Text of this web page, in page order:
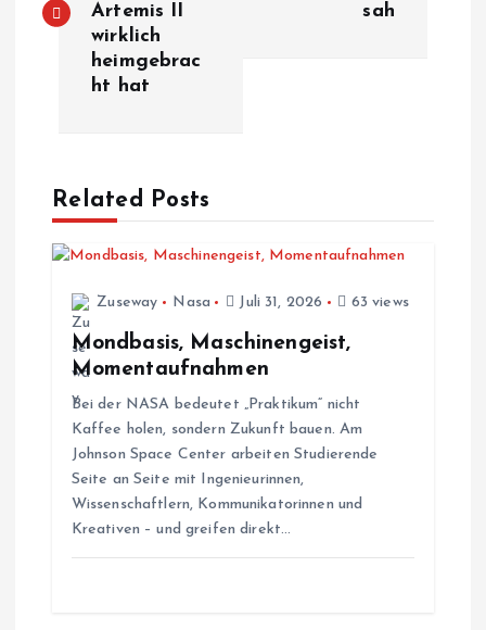
i
a
g
Artemis II
wirklich
heimgebrac
ht hat
sah
Related Posts
Zuseway Nasa Juli 31, 2026 63 views
Mondbasis, Maschinengeist,
Momentaufnahmen
Bei der NASA bedeutet „Praktikum“ nicht
Kaffee holen, sondern Zukunft bauen. Am
Johnson Space Center arbeiten Studierende
Seite an Seite mit Ingenieurinnen,
Wissenschaftlern, Kommunikatorinnen und
Kreativen – und greifen direkt…